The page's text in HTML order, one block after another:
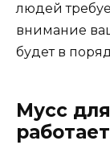
людей
внимание
будет в
Мусс